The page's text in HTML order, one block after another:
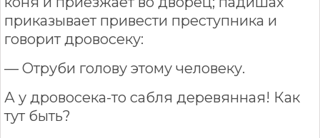
приказывает привести преступника и
говорит дровосеку:
— Отруби голову этому человеку.
А у дровосека-то сабля деревянная! Как
тут быть?